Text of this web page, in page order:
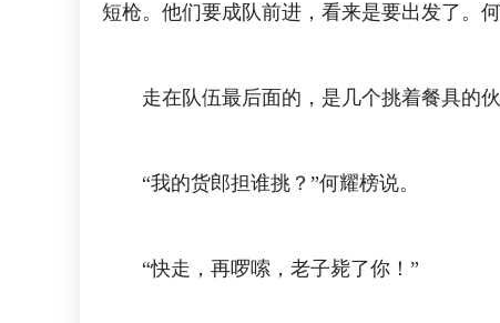
短枪。他们要成队前进，看来是要出发了。
走在队伍最后面的，是几个挑着餐具的伙
“我的货郎担谁挑？”何耀榜说。
“快走，再啰嗦，老子毙了你！”